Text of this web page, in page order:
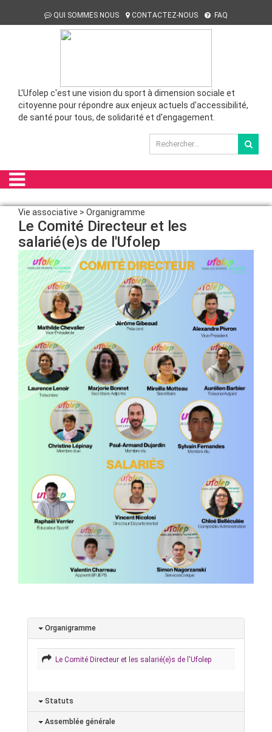
QUI SOMMES NOUS CONTACTEZ-NOUS FAQ
L'Ufolep c'est une vision du sport à dimension sociale et
citoyenne pour répondre aux enjeux actuels d'accessibilité,
de santé pour tous, de solidarité et d'engagement.
Vie associative > Organigramme
Le Comité Directeur et les
salarié(e)s de l'Ufolep
Organigramme
Le Comité Directeur et les salarié(e)s de l'Ufolep
Statuts
Assemblée générale